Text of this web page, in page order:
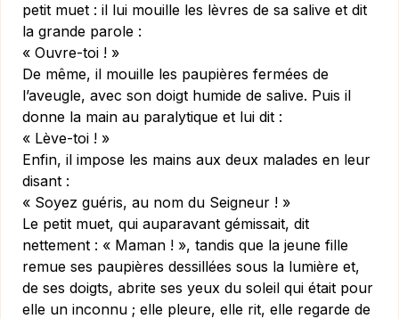
petit muet : il lui mouille les lèvres de sa salive et dit
la grande parole :
« Ouvre-toi ! »
De même, il mouille les paupières fermées de
l’aveugle, avec son doigt humide de salive. Puis il
donne la main au paralytique et lui dit :
« Lève-toi ! »
Enfin, il impose les mains aux deux malades en leur
disant :
« Soyez guéris, au nom du Seigneur ! »
Le petit muet, qui auparavant gémissait, dit
nettement : « Maman ! », tandis que la jeune fille
remue ses paupières dessillées sous la lumière et,
de ses doigts, abrite ses yeux du soleil qui était pour
elle un inconnu ; elle pleure, elle rit, elle regarde de